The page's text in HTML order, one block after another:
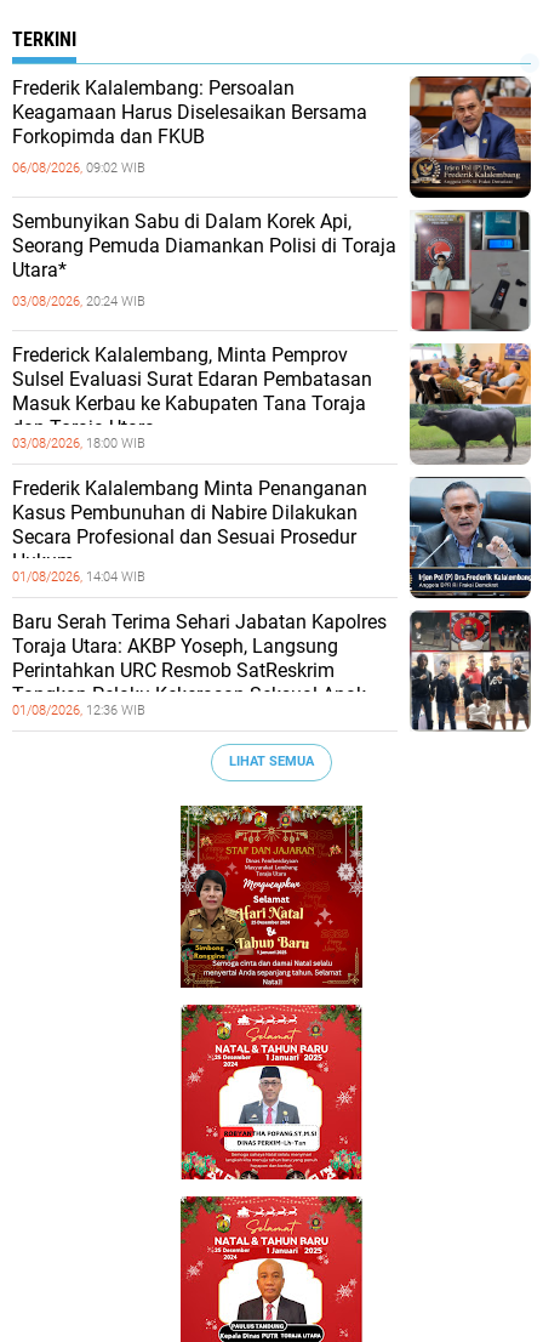
TERKINI
Frederik Kalalembang: Persoalan
Keagamaan Harus Diselesaikan Bersama
Forkopimda dan FKUB
06/08/2026, 09:02 WIB
Sembunyikan Sabu di Dalam Korek Api,
Seorang Pemuda Diamankan Polisi di Toraja
Utara*
03/08/2026, 20:24 WIB
Frederick Kalalembang, Minta Pemprov
Sulsel Evaluasi Surat Edaran Pembatasan
Masuk Kerbau ke Kabupaten Tana Toraja
dan Toraja Utara
03/08/2026, 18:00 WIB
Frederik Kalalembang Minta Penanganan
Kasus Pembunuhan di Nabire Dilakukan
Secara Profesional dan Sesuai Prosedur
Hukum
01/08/2026, 14:04 WIB
Baru Serah Terima Sehari Jabatan Kapolres
Toraja Utara: AKBP Yoseph, Langsung
Perintahkan URC Resmob SatReskrim
Tangkap Pelaku Kekerasan Seksual Anak
01/08/2026, 12:36 WIB
LIHAT SEMUA